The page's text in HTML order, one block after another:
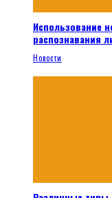
Использование
распознавания
Новости